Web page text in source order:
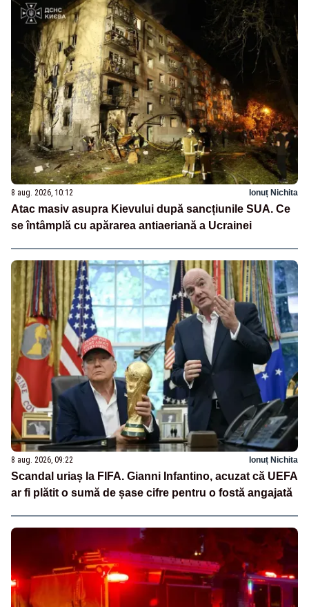
8 aug. 2026, 10:12 Ionuț Nichita
Atac masiv asupra Kievului după sancțiunile SUA. Ce
se întâmplă cu apărarea antiaeriană a Ucrainei
8 aug. 2026, 09:22 Ionuț Nichita
Scandal uriaș la FIFA. Gianni Infantino, acuzat că UEFA
ar fi plătit o sumă de șase cifre pentru o fostă angajată